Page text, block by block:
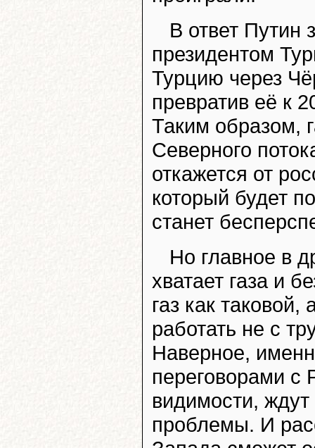
В ответ Путин
президентом
Турцию через
превратив её к
Таким образом,
Северного
откажется от
который будет
станет
Но главное в
хватает газа и
газ как
работать не с
Наверное,
переговорами с
видимости,
проблемы. И